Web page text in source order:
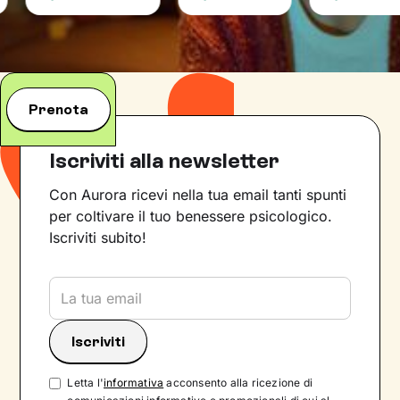
Prenota
Iscriviti alla newsletter
Con Aurora ricevi nella tua email tanti spunti
per coltivare il tuo benessere psicologico.
Iscriviti subito!
Letta l'informativa acconsento alla ricezione di